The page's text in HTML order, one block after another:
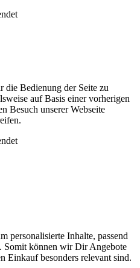
die Bedienung der Seite zu
auf Basis einer vorherigen
Besuch unserer Webseite
personalisierte Inhalte, passend
Somit können wir Dir Angebote
Einkauf besonders relevant sind.